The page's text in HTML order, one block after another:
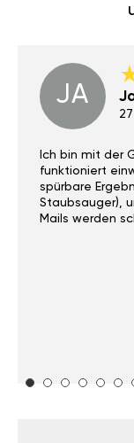
JA
Ich bin mit der
funktioniert
spürbare
Staubsauger),
Mails werden